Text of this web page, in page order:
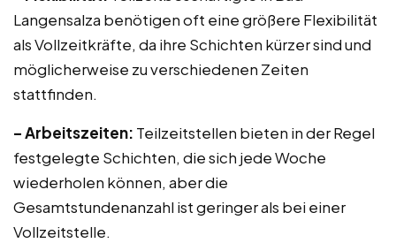
Langensalza benötigen oft eine größere Flexibilität
als Vollzeitkräfte, da ihre Schichten kürzer sind und
möglicherweise zu verschiedenen Zeiten
stattfinden.
– Arbeitszeiten: Teilzeitstellen bieten in der Regel
festgelegte Schichten, die sich jede Woche
wiederholen können, aber die
Gesamtstundenanzahl ist geringer als bei einer
Vollzeitstelle.